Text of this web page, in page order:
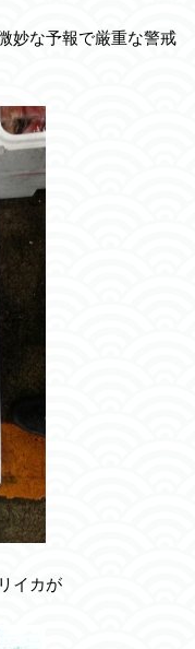
妙な予報で厳重な警戒
イカが